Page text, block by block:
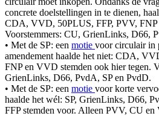
concrete doelstellingen in te dienen,
CDA, VVD, 50PLUS, FFP, PVV, FNP
Voorstemmers: CU, GrienLinks, D66,
• Met de SP: een motie voor circulair in
amendement haalde het niet: CDA,
FNP en VVD stemden ook hier tegen.
GrienLinks, D66, PvdA, SP en PvdD.
• Met de SP: een motie voor korte
haalde het wél: SP, GrienLinks, D66,
FFP stemden voor. Alleen PVV, CU en